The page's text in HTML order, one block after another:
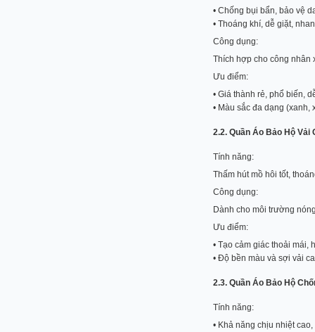
• Chống bụi bẩn, bảo vệ
• Thoáng khí, dễ giặt,
Công dụng:
Thích hợp cho công nhân
Ưu điểm:
• Giá thành rẻ, phổ biến,
• Màu sắc đa dạng (xanh,
2.2. Quần Áo Bảo Hộ Vải
Tính năng:
Thấm hút mồ hôi tốt,
Công dụng:
Dành cho môi trường
Ưu điểm:
• Tạo cảm giác thoải mái,
• Độ bền màu và sợi vải
2.3. Quần Áo Bảo Hộ
Tính năng:
• Khả năng chịu nhiệt